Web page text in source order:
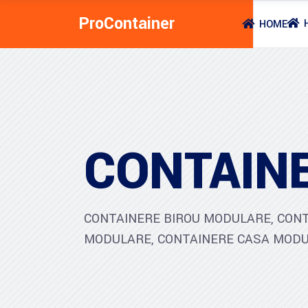
ProContainer HOME
CONTAINERE BIROU MODULARE,
MODULARE, CONTAINERE CASA